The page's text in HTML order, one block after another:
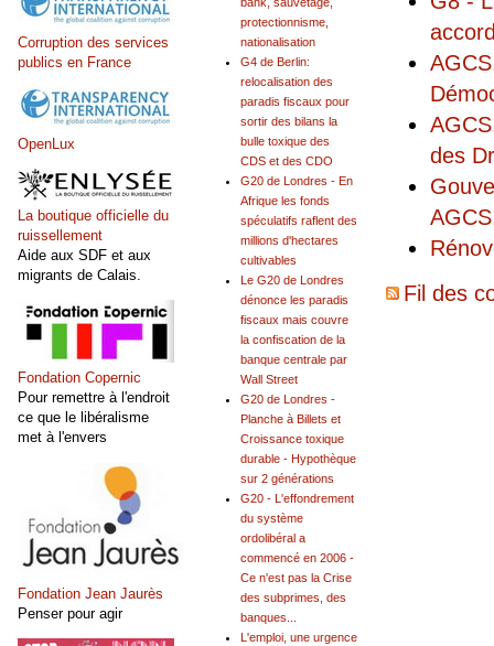
des
Fil des
protectionnisme,
nationalisation
G4 de Berlin:
relocalisation des
paradis fiscaux pour
sortir des bilans la
bulle toxique des
CDS et des CDO
G20 de Londres - En
Afrique les fonds
spéculatifs raflent des
millions d'hectares
cultivables
Le G20 de Londres
dénonce les paradis
fiscaux mais couvre
la confiscation de la
banque centrale par
Wall Street
G20 de Londres -
Planche à Billets et
Croissance toxique
durable - Hypothèque
sur 2 générations
G20 - L'effondrement
du système
ordolibéral a
commencé en 2006 -
Ce n'est pas la Crise
des subprimes, des
banques...
L'emploi, une urgence
Corruption des services
publics en France
OpenLux
La boutique officielle du
ruissellement
Aide aux SDF et aux
migrants de Calais.
Fondation Copernic
Pour remettre à l'endroit
ce que le libéralisme
met à l'envers
Fondation Jean Jaurès
Penser pour agir